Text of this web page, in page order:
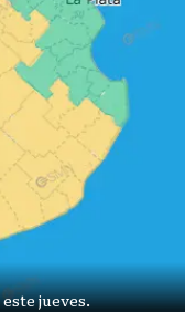
jueves.